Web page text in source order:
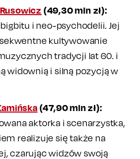
(49,30 mln zł):
i neo-psychodelii. Jej
kultywowanie
tradycji lat 60. i
widownią i silną pozycją w
(47,90 mln zł):
aktorka i scenarzystka,
realizuje się także na
czarując widzów swoją